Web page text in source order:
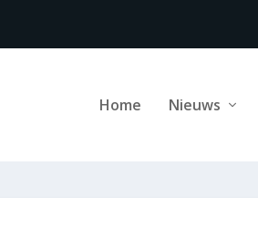
Home Nieuws